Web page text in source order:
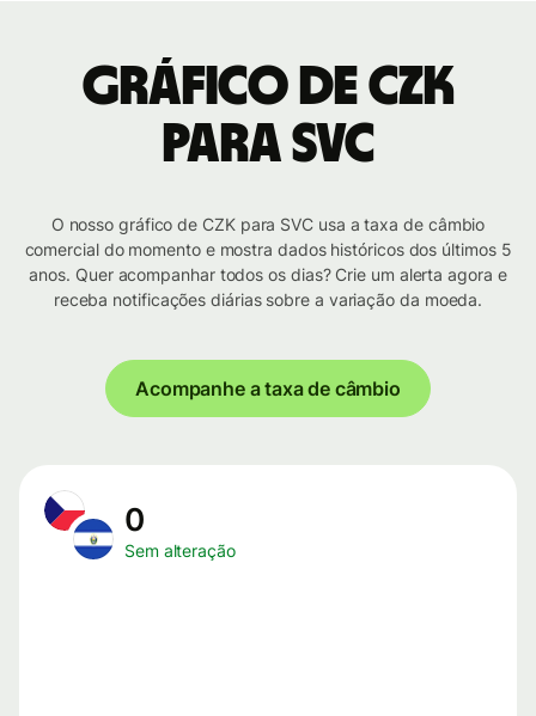
Gráfico de CZK
para SVC
O nosso gráfico de CZK para SVC usa a taxa de câmbio
comercial do momento e mostra dados históricos dos últimos 5
anos. Quer acompanhar todos os dias? Crie um alerta agora e
receba notificações diárias sobre a variação da moeda.
Acompanhe a taxa de câmbio
0
Sem alteração